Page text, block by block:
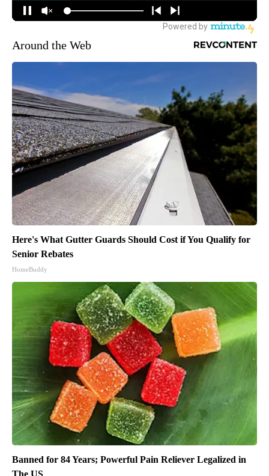
Around the Web
Here's What Gutter Guards Should Cost if You Qualify for
Senior Rebates
HomeBuddy
Banned for 84 Years; Powerful Pain Reliever Legalized in